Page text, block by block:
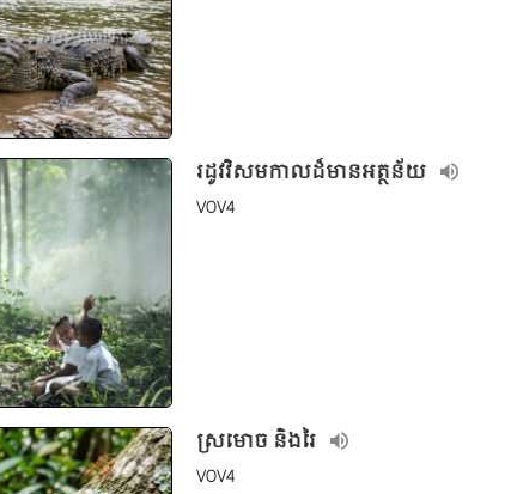
រដូវវិសមកាលដ៏មានអត្ថន័យ
VOV4
ស្រមោច និងរៃ
VOV4